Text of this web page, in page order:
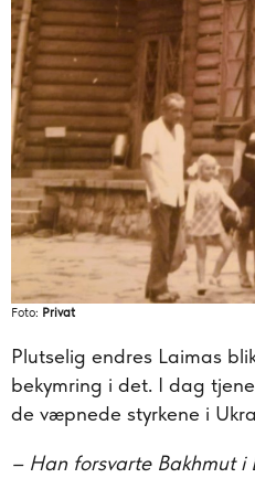
Foto: Privat
Plutselig endres Laimas
bekymring i det. I dag
de væpnede styrkene i
– Han forsvarte Bakhmut